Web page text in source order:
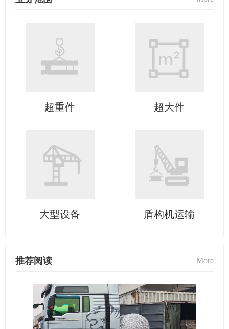
超重件 超大件
大型设备 盾构机运输
推荐阅读 More